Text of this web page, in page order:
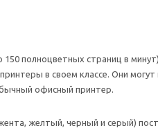
полноцветных страниц в минут)
в своем классе. Они
офисный принтер.
желтый, черный и серый)